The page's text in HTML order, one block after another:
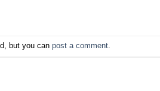
but you can post a comment